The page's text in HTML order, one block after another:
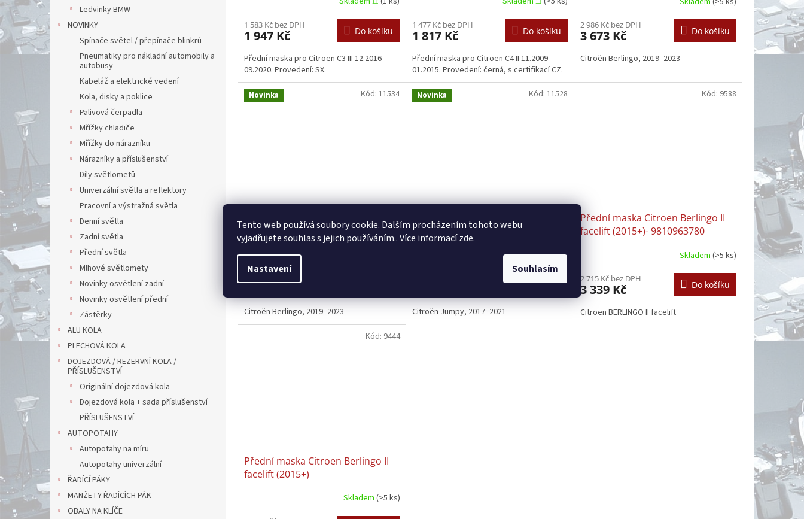
Tento web používá soubory cookie. Dalším procházením tohoto webu
vyjadřujete souhlas s jejich používáním.. Více informacízde.
Nastavení Souhlasím
Ledvinky BMW
NOVINKY
Spínače světel / přepínače blinkrů
Pneumatiky pro nákladní automobily a
autobusy
Kabeláž a elektrické vedení
Kola, disky a poklice
Palivová čerpadla
Mřížky chladiče
Mřížky do nárazníku
Nárazníky a příslušenství
Díly světlometů
Univerzální světla a reflektory
Pracovní a výstražná světla
Denní světla
Zadní světla
Přední světla
Mlhové světlomety
Novinky osvětlení zadní
Novinky osvětlení přední
Zástěrky
ALU KOLA
PLECHOVÁ KOLA
DOJEZDOVÁ / REZERVNÍ KOLA /
PŘÍSLUŠENSTVÍ
Originální dojezdová kola
Dojezdová kola + sada příslušenství
PŘÍSLUŠENSTVÍ
AUTOPOTAHY
Autopotahy na míru
Autopotahy univerzální
ŘADÍCÍ PÁKY
MANŽETY ŘADÍCÍCH PÁK
OBALY NA KLÍČE
1 583 Kč bez DPH
1 947 Kč Do košíku
Přední maska pro Citroen C3 III 12.2016-
09.2020. Provedení: SX.
1 477 Kč bez DPH
1 817 Kč Do košíku
Přední maska pro Citroen C4 II 11.2009-
01.2015. Provedení: černá, s certifikací CZ.
2 986 Kč bez DPH
3 673 Kč Do košíku
Citroën Berlingo, 2019–2023
Novinka
Přední maska Citroën Berlingo,
2019–2023- 9816749780
Citroën Berlingo, 2019–2023
Kód: 11534 Novinka
Přední maska Citroen Jumpy,
2017–2021
Skladem(>5 ks)
Do košíku
Citroën Jumpy, 2017–2021
Kód: 11528
Přední maska Citroen Berlingo II
facelift (2015+)- 9810963780
Skladem (>5 ks)
2 715 Kč bez DPH
3 339 Kč Do košíku
Citroen BERLINGO II facelift
Kód: 9588
Přední maska Citroen Berlingo II
facelift (2015+)
Skladem (>5 ks)
Kód: 9444